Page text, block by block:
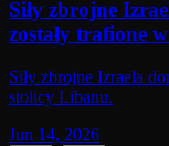
Siły zbrojne
zostały trafione
Siły zbrojne Izraela
stolicy Libanu.
Jun 14, 2026